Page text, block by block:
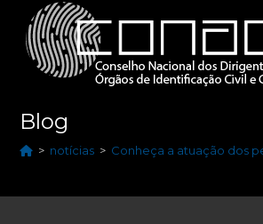
Blog
> notícias > Conheça a atuação dos